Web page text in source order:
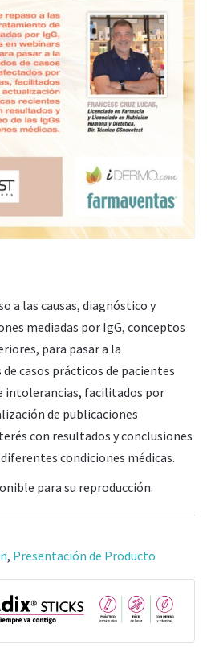
a las causas, diagnóstico y
mediadas por IgG, conceptos
para pasar a la
casos prácticos de pacientes
intolerancias, facilitados por
de publicaciones
con resultados y conclusiones
condiciones médicas.
para su reproducción.
, Presentación de Producto